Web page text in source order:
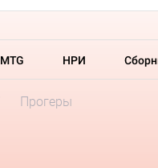
MTG НРИ
Прогеры